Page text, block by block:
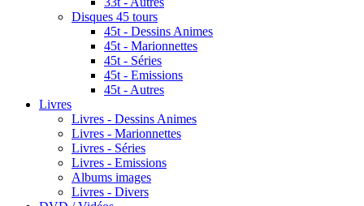
Disques 45 tours
45t - Dessins Animes
45t - Marionnettes
45t - Séries
45t - Emissions
45t - Autres
Livres
Livres - Dessins Animes
Livres - Marionnettes
Livres - Séries
Livres - Emissions
Albums images
Livres - Divers